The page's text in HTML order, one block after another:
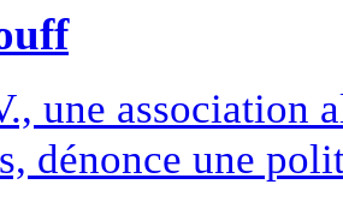
une association
dénonce une